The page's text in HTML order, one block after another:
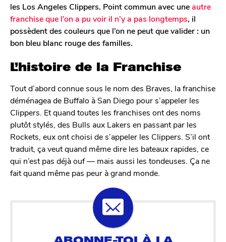
les Los Angeles Clippers. Point commun avec uneautre
franchise que l’on a pu voir il n’y a pas longtemps, il
possèdent des couleurs que l’on ne peut que valider : un
bon bleu blanc rouge des familles.
L’histoire de la Franchise
Tout d’abord connue sous le nom des Braves, la franchise
déménagea de Buffalo à San Diego pour s’appeler les
Clippers. Et quand toutes les franchises ont des noms
plutôt stylés, des Bulls aux Lakers en passant par les
Rockets, eux ont choisi de s’appeler les Clippers. S’il ont
traduit, ça veut quand même dire les bateaux rapides, ce
qui n’est pas déjà ouf — mais aussi les tondeuses. Ça ne
fait quand même pas peur à grand monde.